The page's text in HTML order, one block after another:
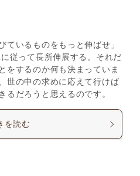
ているものをもっと伸ばせ」
従って長所伸展する。それだ
をするのか何も決まっていま
世の中の求めに応えて行けば
るだろうと思えるのです。
を読む